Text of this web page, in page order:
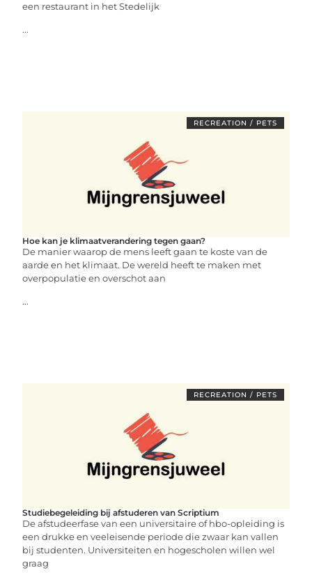
een restaurant in het Stedelijk
...
RECREATION / PETS
Hoe kan je klimaatverandering tegen gaan?
De manier waarop de mens leeft gaan te koste van de
aarde en het klimaat. De wereld heeft te maken met
overpopulatie en overschot aan
...
RECREATION / PETS
Studiebegeleiding bij afstuderen van Scriptium
De afstudeerfase van een universitaire of hbo-opleiding is
een drukke en veeleisende periode die zwaar kan vallen
bij studenten. Universiteiten en hogescholen willen wel
graag